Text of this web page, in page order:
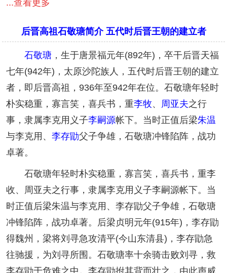
...查看更多
后晋高祖石敬瑭简介 五代时后晋王朝的建立者
石敬瑭 ，生于唐景福元年(892年)，卒干后晋天福
七年(942年)，太原沙陀族人，五代时后晋王朝的建立
者，即后晋高祖，936年至942年在位。石敬瑭年轻时
朴实稳重，寡言笑，喜兵书，重李牧、 周亚夫之行
事，隶属李克用义子李嗣源帐下。当时正值后梁朱温
与李克用、 李存勖父子争雄，石敬瑭冲锋陷阵，战功
卓著。
石敬瑭年轻时朴实稳重，寡言笑，喜兵书，重李
收、周亚夫之行事，隶属李克用义子李嗣源帐下。当
时正值后梁朱温与李克用、李存勖父子争雄，石敬瑭
冲锋陷阵，战功卓著。后梁贞明元年(915年)，李存勖
得魏州，梁将刘寻急攻清平(今山东清县)，李存勖急
往驰援，为刘寻所围。石敬瑭率十余骑击败刘寻，救
李存勖于危难之中。李存勖拊其背而壮之，由此声威